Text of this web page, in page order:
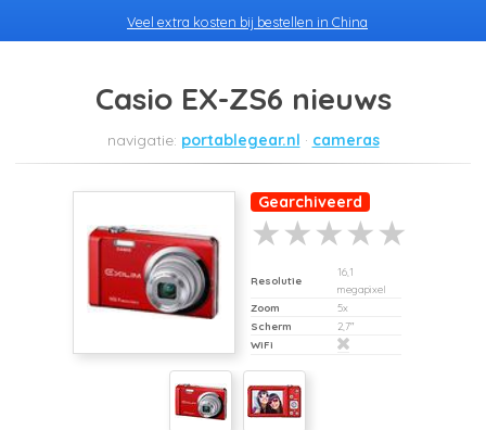
Veel extra kosten bij bestellen in China
Casio EX-ZS6 nieuws
portablegear.nl cameras
Gearchiveerd
Resolutie
16,1
megapixel
Zoom
5x
Scherm
2,7"
WiFi